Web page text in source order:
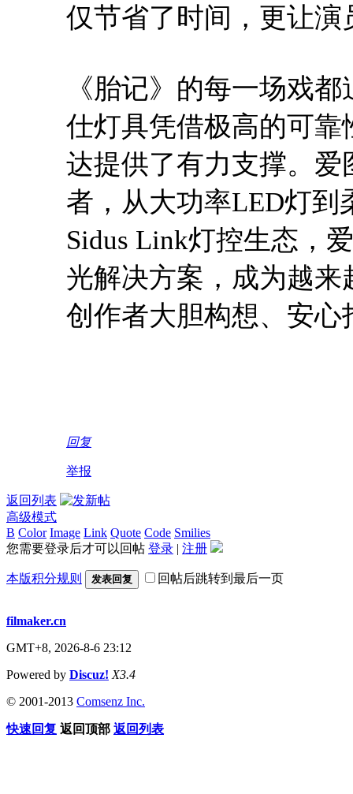
仅节省了时间，更让
《胎记》的每一场戏
仕灯具凭借极高的可
达提供了有力支撑。
者，从大功率LED灯到
Sidus Link灯控生态，
光解决方案，成为越
创作者大胆构想、安
回复
举报
返回列表
高级模式
B Color Image Link Quote Code Smilies
您需要登录后才可以回帖 登录 | 注册
本版积分规则 发表回复 回帖后跳转到最后一页
filmaker.cn
GMT+8, 2026-8-6 23:12
Powered by Discuz! X3.4
© 2001-2013 Comsenz Inc.
快速回复 返回顶部 返回列表